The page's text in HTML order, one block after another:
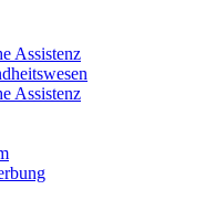
Assistenz
Assistenz